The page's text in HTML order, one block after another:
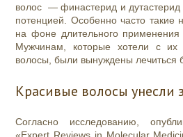
волос — финастерид и дутастерид
потенцией. Особенно часто такие
на фоне длительного применения
Мужчинам, которые хотели с их
волосы, были вынуждены лечиться
Красивые волосы унесли
Согласно исследованию,